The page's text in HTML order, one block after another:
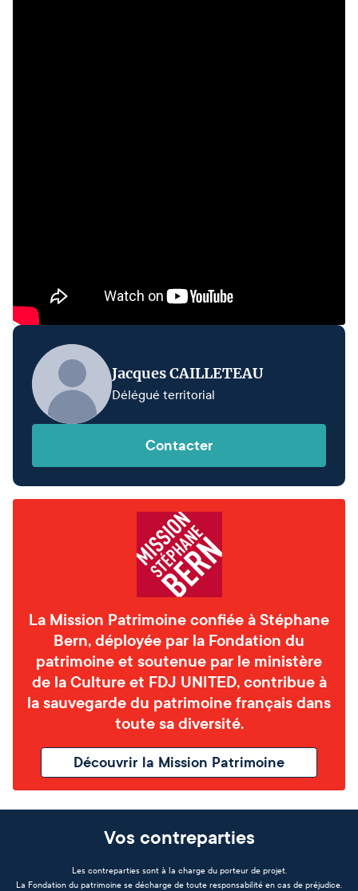
Jacques CAILLETEAU
Délégué territorial
Contacter
La Mission Patrimoine confiée à Stéphane
Bern, déployée par la Fondation du
patrimoine et soutenue par le ministère
de la Culture et FDJ UNITED, contribue à
la sauvegarde du patrimoine français dans
toute sa diversité.
Découvrir la Mission Patrimoine
Vos contreparties
Les contreparties sont à la charge du porteur de projet.
La Fondation du patrimoine se décharge de toute responsabilité en cas de préjudice.